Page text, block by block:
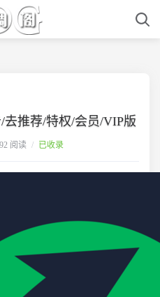
去推荐/特权/会员/VIP版
阅读 / 已收录